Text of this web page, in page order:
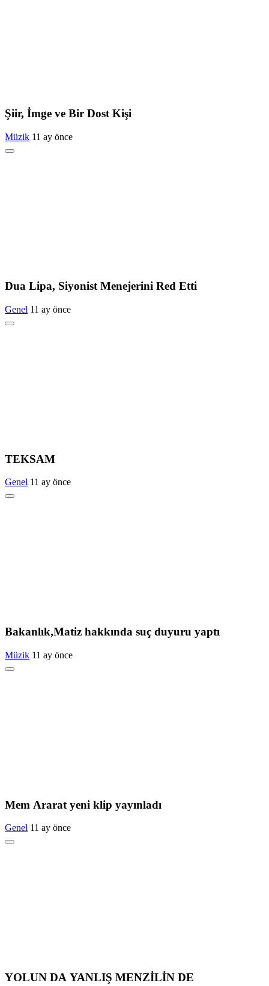
Şiir, İmge ve Bir Dost Kişi
Müzik 11 ay önce
Dua Lipa, Siyonist Menejerini Red Etti
Genel 11 ay önce
TEKSAM
Genel 11 ay önce
Bakanlık,Matiz hakkında suç duyuru yaptı
Müzik 11 ay önce
Mem Ararat yeni klip yayınladı
Genel 11 ay önce
YOLUN DA YANLIŞ MENZİLİN DE